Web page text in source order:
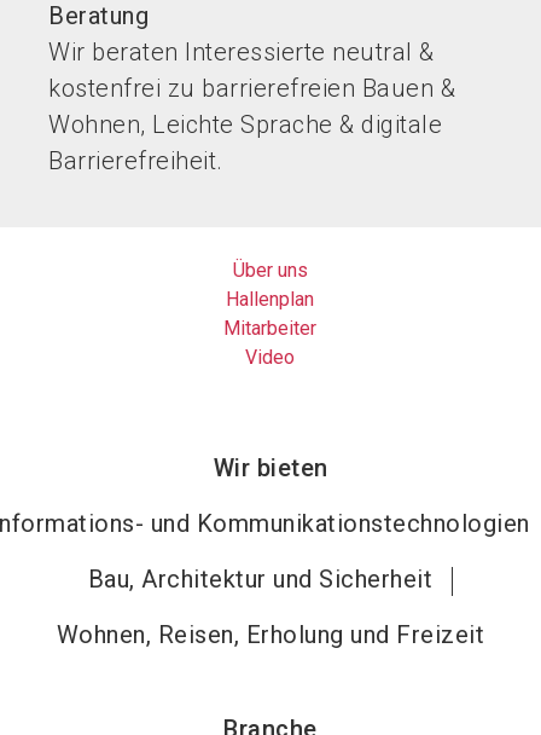
Beratung
Wir beraten Interessierte neutral &
kostenfrei zu barrierefreien Bauen &
Wohnen, Leichte Sprache & digitale
Barrierefreiheit.
Über uns
Hallenplan
Mitarbeiter
Video
Wir bieten
und Kommunikationstechnologien
Bau, Architektur und Sicherheit
Wohnen, Reisen, Erholung und Freizeit
Branche